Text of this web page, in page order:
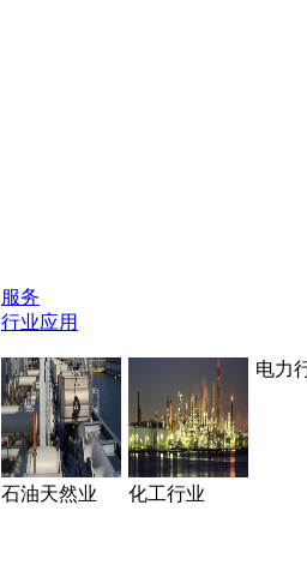
服务
行业应用
石油天然业 化工行业
电力